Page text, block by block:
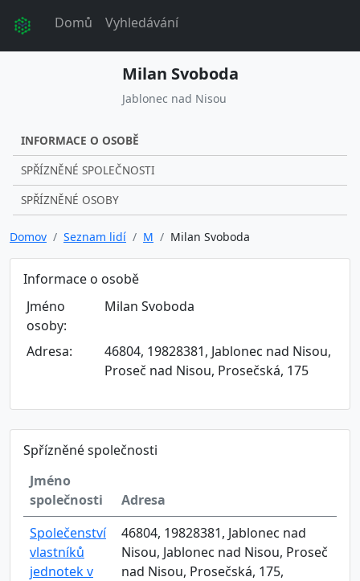
Domů Vyhledávání
Milan Svoboda
Jablonec nad Nisou
INFORMACE O OSOBĚ
SPŘÍZNĚNÉ SPOLEČNOSTI
SPŘÍZNĚNÉ OSOBY
Domov Seznam lidí M Milan Svoboda
Informace o osobě
Jméno
osoby:
Milan Svoboda
Adresa:
46804, 19828381, Jablonec nad Nisou,
Proseč nad Nisou, Prosečská, 175
Spřízněné společnosti
Jméno
společnosti
Adresa
Společenství
vlastníků
jednotek v
46804, 19828381, Jablonec nad
Nisou, Jablonec nad Nisou, Proseč
nad Nisou, Prosečská, 175,